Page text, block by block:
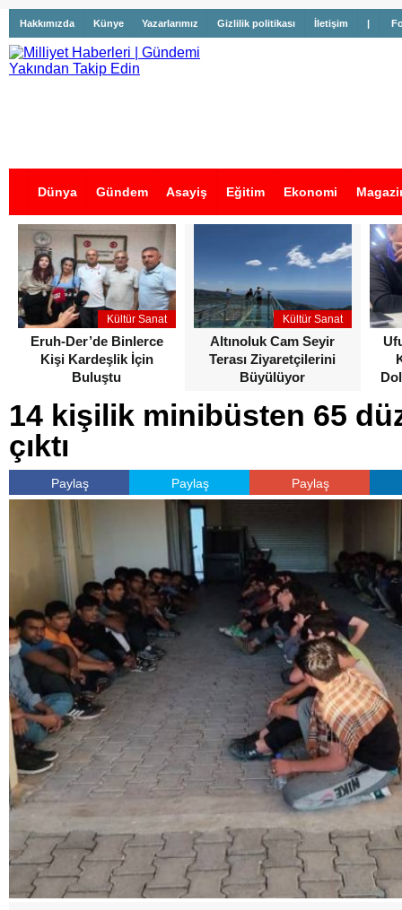
Hakkımızda Künye Yazarlarımız Gizlilik politikası İletişim |
Dünya Gündem Asayiş Eğitim Ekonomi
İş İlanları
Kültür Sanat
Eruh-Der’de Binlerce
Kişi Kardeşlik İçin
Buluştu
Kültür Sanat
Altınoluk Cam Seyir
Terası Ziyaretçilerini
Büyülüyor
14 kişilik minibüsten 65
çıktı
Paylaş Paylaş Paylaş